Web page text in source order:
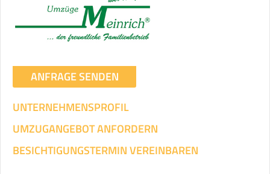
ANFRAGE SENDEN
UNTERNEHMENSPROFIL
UMZUGANGEBOT ANFORDERN
BESICHTIGUNGSTERMIN VEREINBAREN